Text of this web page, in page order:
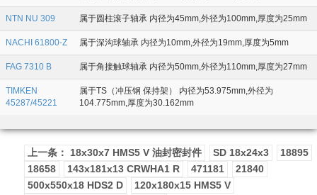
NTN NU 309 属于圆柱滚子轴承 内径为45mm,外径为100mm,厚度为25mm
NACHI 61800-Z 属于深沟球轴承 内径为10mm,外径为19mm,厚度为5mm
FAG 7310 B 属于角接触球轴承 内径为50mm,外径为110mm,厚度为27mm
TIMKEN
45287/45221
属于TS（冲压钢 保持架） 内径为53.975mm,外径为
104.775mm,厚度为30.162mm
上一条： 18x30x7 HMS5 V 油封密封件 SD 18x24x3
18895
18658
143x181x13 CRWHA1 R 471181
21840
500x550x18 HDS2 D
120x180x15 HMS5 V